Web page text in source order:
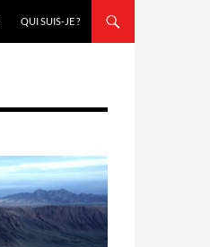
QUI SUIS-JE ?